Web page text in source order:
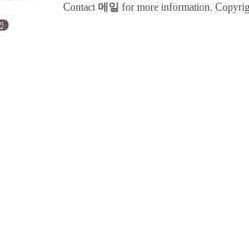
Contact 메일 for more information.